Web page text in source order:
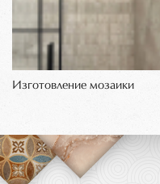
Изготовление мозаики